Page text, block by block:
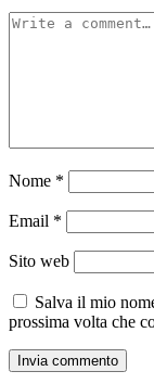
Nome *
Email *
Sito web
Salva il mio
prossima volta che